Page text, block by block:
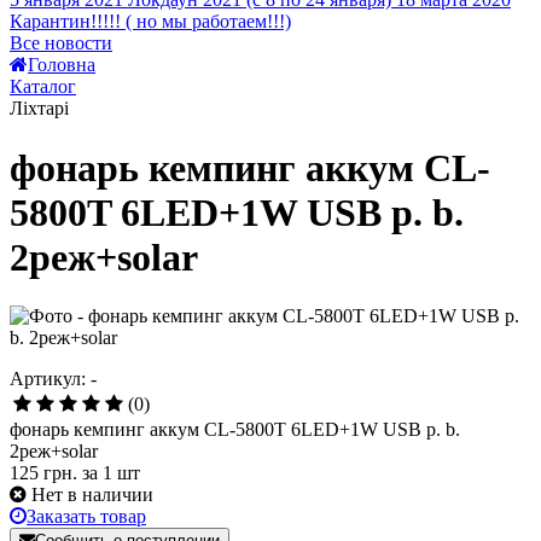
2
3
4
5
Карантин!!!!! ( но мы работаем!!!)
Все новости
Головна
Каталог
Ліхтарі
фонарь кемпинг аккум CL-
5800T 6LED+1W USB p. b.
2реж+solar
фонарь кемпинг аккум CL-5800T 6LED+1W USB p. b.
2реж+solar
125 грн.за 1 шт
Нет в наличии
Заказать товар
Сообщить о поступлении